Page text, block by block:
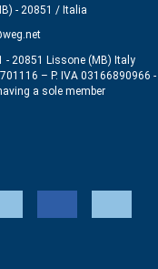
- 20851 / Italia
- 20851 Lissone (MB) Italy
– P. IVA 03166890966 -
a sole member